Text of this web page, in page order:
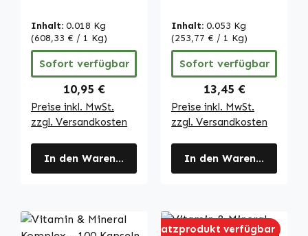
| Warnke
Vitalstoffe
Inhalt: 0.018 Kg
(608,33 € / 1 Kg)
Sofort verfügbar
Regulärer Preis:
10,95 €
Preise inkl. MwSt.
zzgl. Versandkosten
In den Warenkorb
Immunsystem,
Kollagenbildung
uvm. - vegan |
Warnke
Vitalstoffe
Inhalt: 0.053 Kg
(253,77 € / 1 Kg)
Sofort verfügbar
Regulärer Preis:
13,45 €
Preise inkl. MwSt.
zzgl. Versandkosten
In den Warenkorb
Ersatzprodukt verfügbar